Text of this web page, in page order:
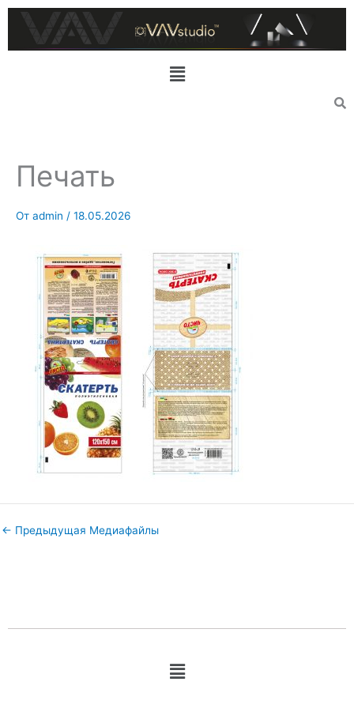
Перейти
содержимому
Меню
Печать
От admin / 18.05.2026
← Предыдущая Медиафайлы
Меню